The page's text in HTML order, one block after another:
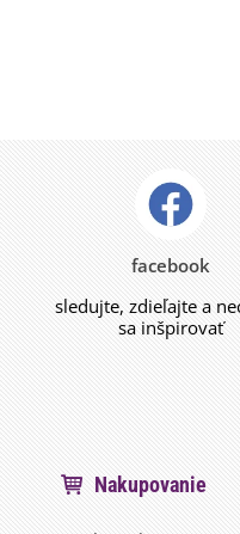
facebook
sledujte, zdieľajte a
sa inšpirovať
Nakupovanie